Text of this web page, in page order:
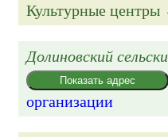
Культурные центры
Долиновский
Показать адрес
организации